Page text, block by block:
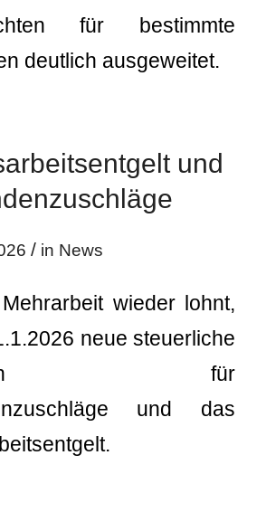
für bestimmte
deutlich ausgeweitet.
und
/ in News
wieder lohnt,
neue steuerliche
für
und das